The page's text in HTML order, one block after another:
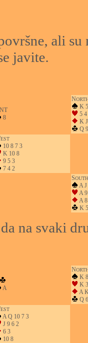
ali
javite.
8
N
K 5
5
K
Q
EST
10 8 7 3
K 10 8
9 5 3
7 4 2
SOUTH
A J
A
A
K 5
na svaki
A
N
K
K 3
A
Q
EST
A Q 10 7 3
J 9 6 2
6 3
10 8